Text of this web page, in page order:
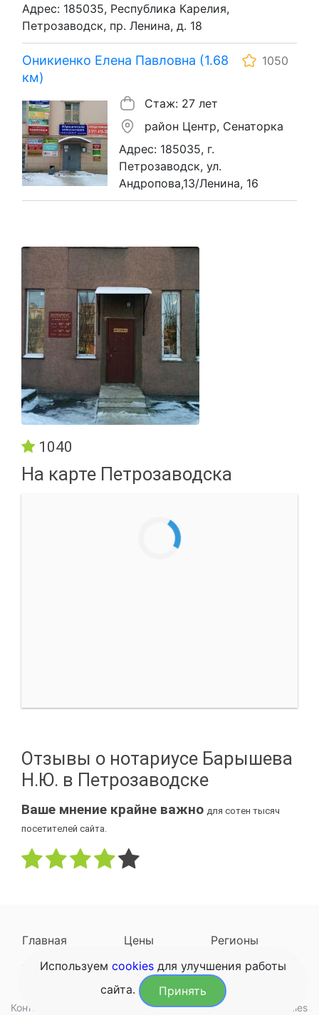
Адрес: 185035, Республика Карелия,
Петрозаводск, пр. Ленина, д. 18
Оникиенко Елена Павловна (1.68
км)
1050
Стаж: 27 лет
район Центр, Сенаторка
Адрес: 185035, г.
Петрозаводск, ул.
Андропова,13/Ленина, 16
1040
На карте Петрозаводска
Отзывы о нотариусе Барышева
Н.Ю. в Петрозаводске
Ваше мнение крайне важно для сотен тысяч
посетителей сайта.
Главная Цены
Регионы
Наследодатели
Задать вопрос
Контакты Обработка данных Конфиденциальность Cookies
Используем cookies для улучшения работы
сайта.
Принять